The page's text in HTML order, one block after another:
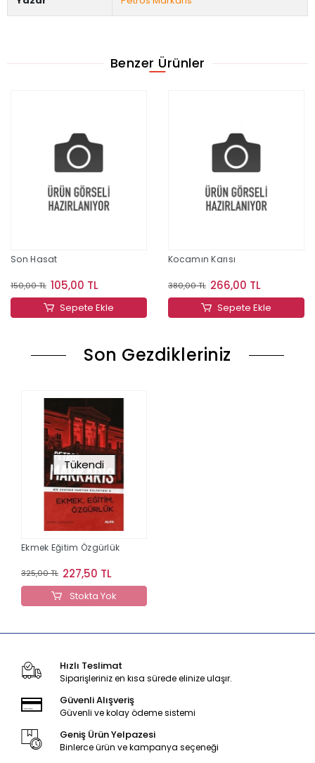
Benzer Ürünler
Kocamın Karısı
380,00 TL 266,00 TL
Sepete Ekle
Tükendi
Ölümcül Tanık
400,00 TL 280,00 TL
Stokta Yok
Son Gezdikleriniz
Tükendi
Ekmek Eğitim Özgürlük
325,00 TL 227,50 TL
Stokta Yok
Hızlı Teslimat
Siparişleriniz en kısa sürede elinize ulaşır.
Güvenli Alışveriş
Güvenli ve kolay ödeme sistemi
Geniş Ürün Yelpazesi
Binlerce ürün ve kampanya seçeneği